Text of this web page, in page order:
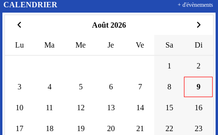
CALENDRIER
Août 2026
Lu Ma Me Je Ve Sa Di
1 2
3 4 5 6 7 8 9
10 11 12 13 14 15 16
17 18 19 20 21 22 23
+ d'évènements